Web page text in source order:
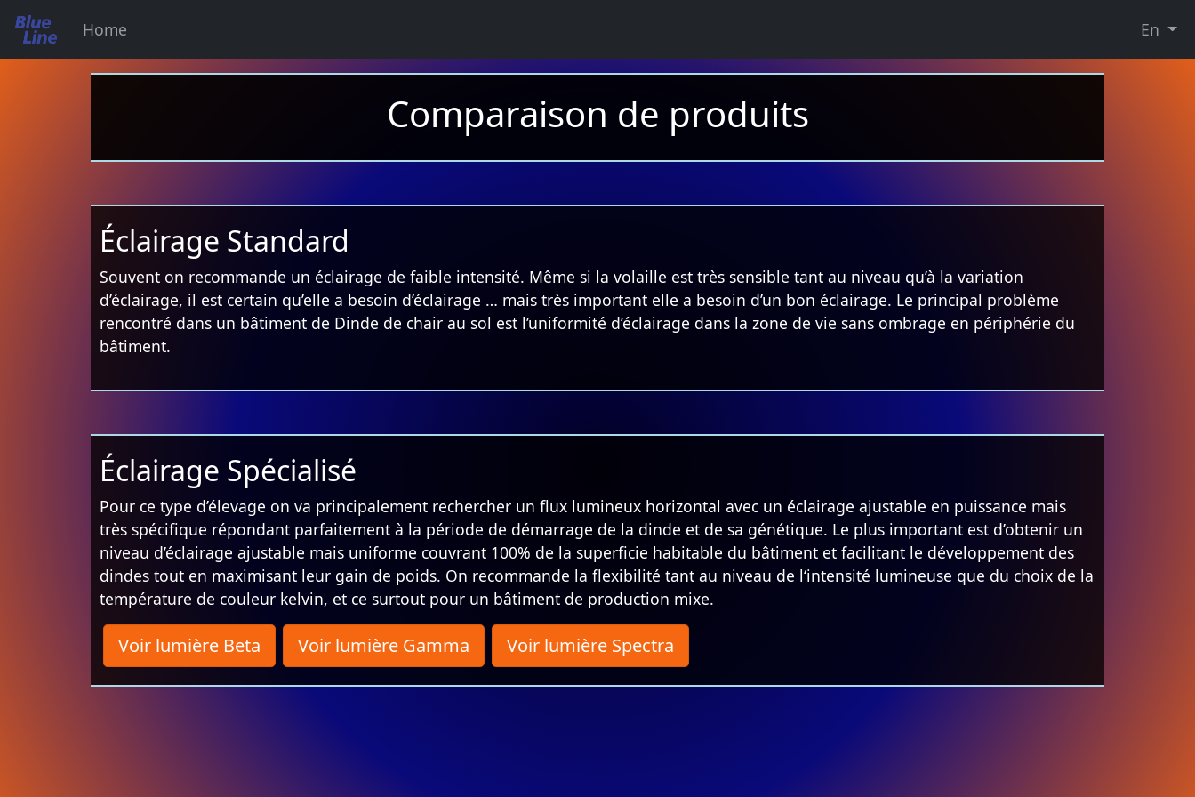
Home En
Comparaison de produits
Éclairage Standard
Souvent on recommande un éclairage de faible intensité. Même si la volaille est très sensible tant au niveau qu’à la variation
d’éclairage, il est certain qu’elle a besoin d’éclairage … mais très important elle a besoin d’un bon éclairage. Le principal problème
rencontré dans un bâtiment de Dinde de chair au sol est l’uniformité d’éclairage dans la zone de vie sans ombrage en périphérie du
bâtiment.
Éclairage Spécialisé
Pour ce type d’élevage on va principalement rechercher un flux lumineux horizontal avec un éclairage ajustable en puissance mais
très spécifique répondant parfaitement à la période de démarrage de la dinde et de sa génétique. Le plus important est d’obtenir un
niveau d’éclairage ajustable mais uniforme couvrant 100% de la superficie habitable du bâtiment et facilitant le développement des
dindes tout en maximisant leur gain de poids. On recommande la flexibilité tant au niveau de l‘intensité lumineuse que du choix de la
température de couleur kelvin, et ce surtout pour un bâtiment de production mixe.
Voir lumière Beta Voir lumière Gamma Voir lumière Spectra